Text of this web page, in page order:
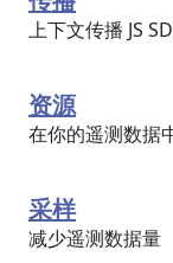
上下文传播 JS
资源
在你的遥测数据
采样
减少遥测数据量